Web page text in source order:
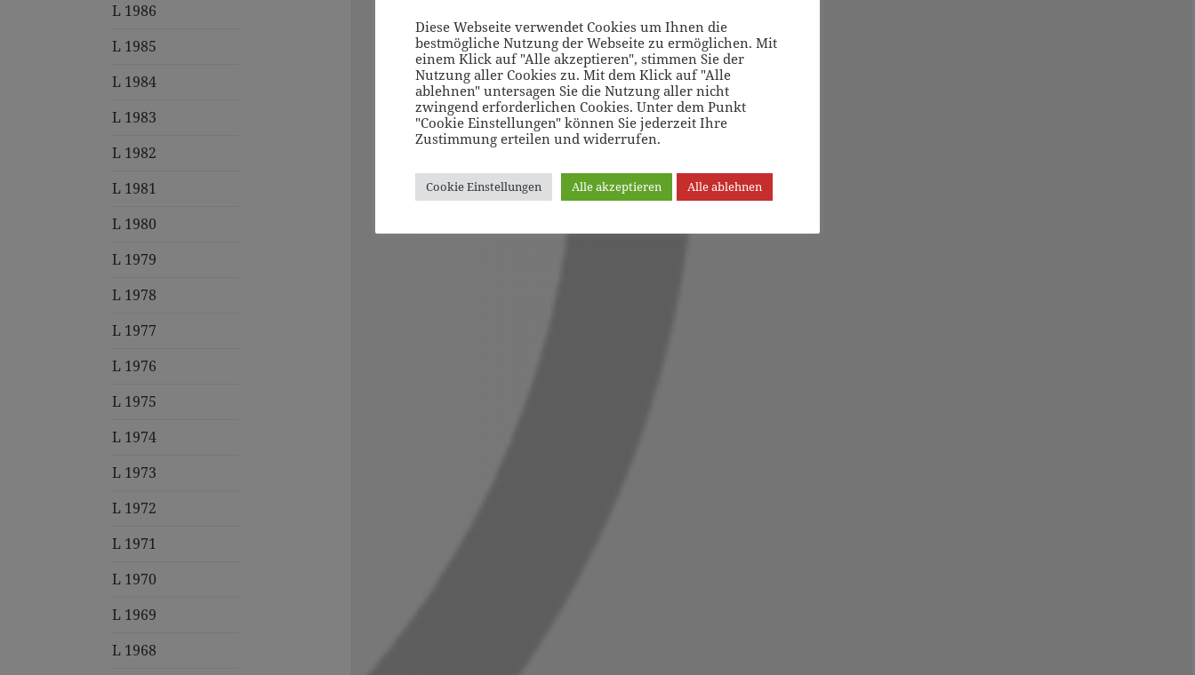
L 1986
L 1985
L 1984
L 1983
L 1982
L 1981
L 1980
L 1979
L 1978
L 1977
L 1976
L 1975
L 1974
L 1973
L 1972
L 1971
L 1970
L 1969
L 1968
Diese Webseite verwendet Cookies um Ihnen die
bestmögliche Nutzung der Webseite zu ermöglichen. Mit
einem Klick auf "Alle akzeptieren", stimmen Sie der
Nutzung aller Cookies zu. Mit dem Klick auf "Alle
ablehnen" untersagen Sie die Nutzung aller nicht
zwingend erforderlichen Cookies. Unter dem Punkt
"Cookie Einstellungen" können Sie jederzeit Ihre
Zustimmung erteilen und widerrufen.
Cookie Einstellungen Alle akzeptieren Alle ablehnen